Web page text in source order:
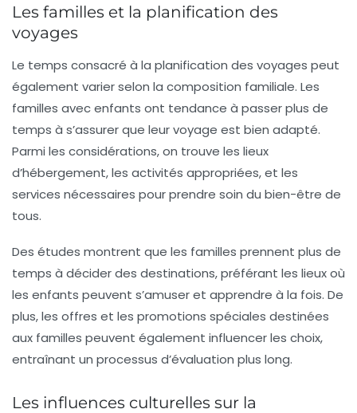
Les familles et la planification des
voyages
Le temps consacré à la planification des voyages peut
également varier selon la composition familiale. Les
familles avecenfants ont tendance à passer plus de
temps à s’assurer que leur voyage est bien adapté.
Parmi les considérations, on trouve les lieux
d’hébergement, les activités appropriées, et les
services nécessaires pour prendre soin du bien-être de
tous.
Des études montrent que les familles prennent plus de
temps à décider des destinations, préférant les lieux où
les enfants peuvent s’amuser et apprendre à la fois. De
plus, les offres et les promotions spéciales destinées
aux familles peuvent également influencer les choix,
entraînant un processus d’évaluation plus long.
Les influences culturelles sur la